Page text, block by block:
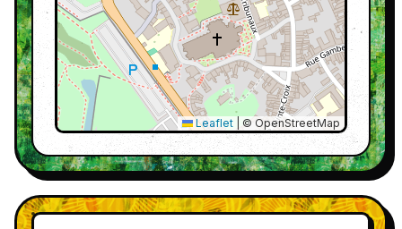
Leaflet © OpenStreetMap